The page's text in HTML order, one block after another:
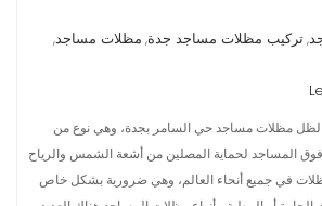
,تركيب مظلات مساجد جدة, مظلات مساجد,
مظلات مساجد حي السامر بجدة، وهي نوع من
فوق المساجد لحماية المصلين من أشعة الشمس والرياح
في جميع أنحاء العالم، وهي ضرورية بشكل خاص